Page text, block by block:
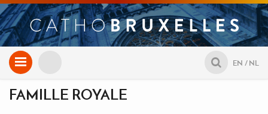
Aller
au
NL
EN
FAMILLE ROYALE